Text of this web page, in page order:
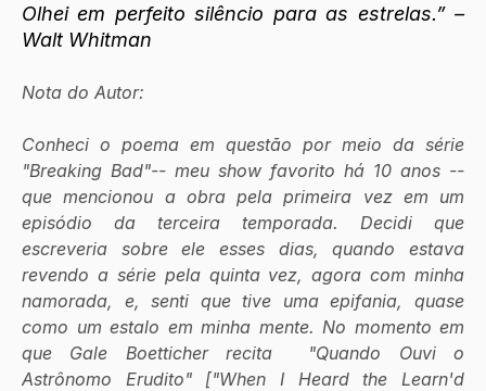
Olhei em perfeito silêncio para as estrelas.” –
Walt Whitman
Nota do Autor:
Conheci o poema em questão por meio da série
"Breaking Bad"-- meu show favorito há 10 anos --
que mencionou a obra pela primeira vez em um
episódio da terceira temporada. Decidi que
escreveria sobre ele esses dias, quando estava
revendo a série pela quinta vez, agora com minha
namorada, e, senti que tive uma epifania, quase
como um estalo em minha mente. No momento em
que Gale Boetticher recita  "Quando Ouvi o
Astrônomo Erudito" ["When I Heard the Learn'd